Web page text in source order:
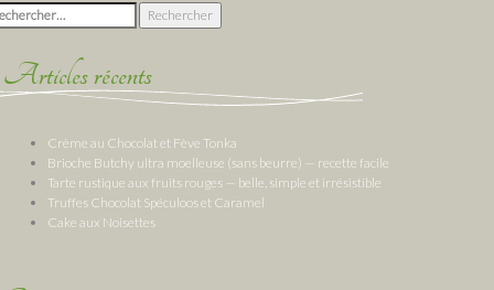
:
Articles récents
Crème au Chocolat et Fève Tonka
Brioche Butchy ultra moelleuse (sans beurre) — recette facile
Tarte rustique aux fruits rouges — belle, simple et irrésistible
Truffes Chocolat Spéculoos et Caramel
Cake aux Noisettes